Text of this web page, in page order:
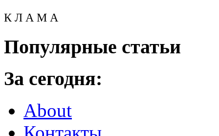
К Л А М А
Популярные статьи
За сегодня:
About